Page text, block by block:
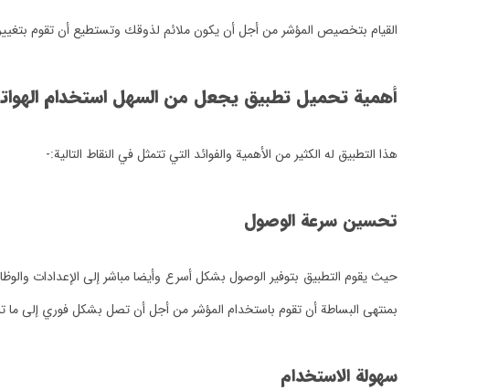
القيام بتخصيص المؤشر من أجل أن يكون ملائم لذوقك وتستطيع أن تقوم
أهمية تحميل تطبيق يجعل من السهل استخدام
هذا التطبيق له الكثير من الأهمية والفوائد التي تتمثل في النقاط التالية:-
تحسين سرعة الوصول
حيث يقوم التطبيق بتوفير الوصول بشكل أسرع وأيضا مباشر إلى الإعدادات
بمنتهى البساطة أن تقوم باستخدام المؤشر من أجل أن تصل بشكل فوري إلى ما
سهولة الاستخدام